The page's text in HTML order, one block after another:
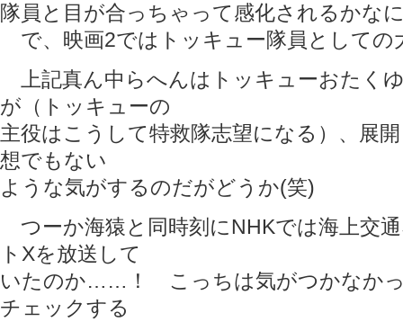
隊員と目が合っちゃって感化されるかな
で、映画2ではトッキュー隊員としての
上記真ん中らへんはトッキューおたく
が（トッキューの
主役はこうして特救隊志望になる）、展
想でもない
ような気がするのだがどうか(笑)
つーか海猿と同時刻にNHKでは海上交
トXを放送して
いたのか……！ こっちは気がつかなかっ
チェックする